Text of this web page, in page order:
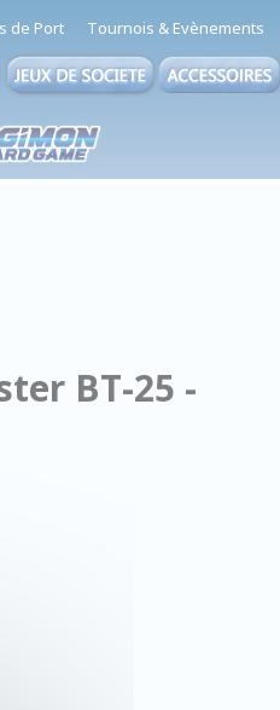
de Port Tournois & Evènements
BT-25 -